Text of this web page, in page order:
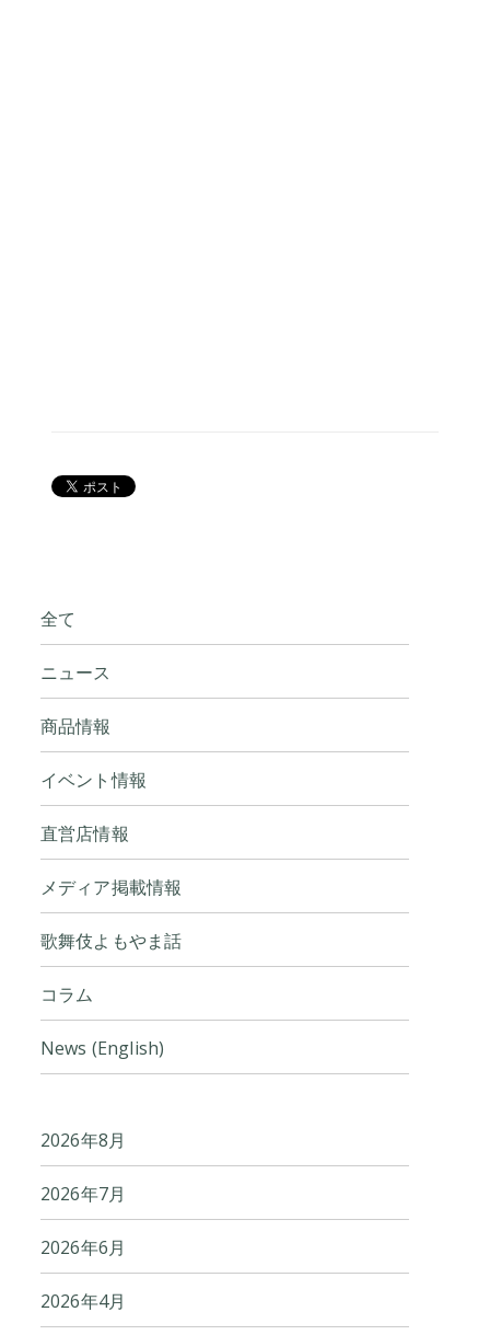
全て
ニュース
商品情報
イベント情報
直営店情報
メディア掲載情報
歌舞伎よもやま話
コラム
News (English)
2026年8月
2026年7月
2026年6月
2026年4月